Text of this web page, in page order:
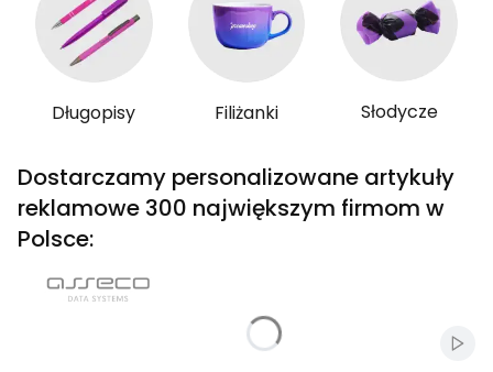
Długopisy Filiżanki Słodycze
Dostarczamy personalizowane artykuły
reklamowe 300 największym firmom w
Polsce: